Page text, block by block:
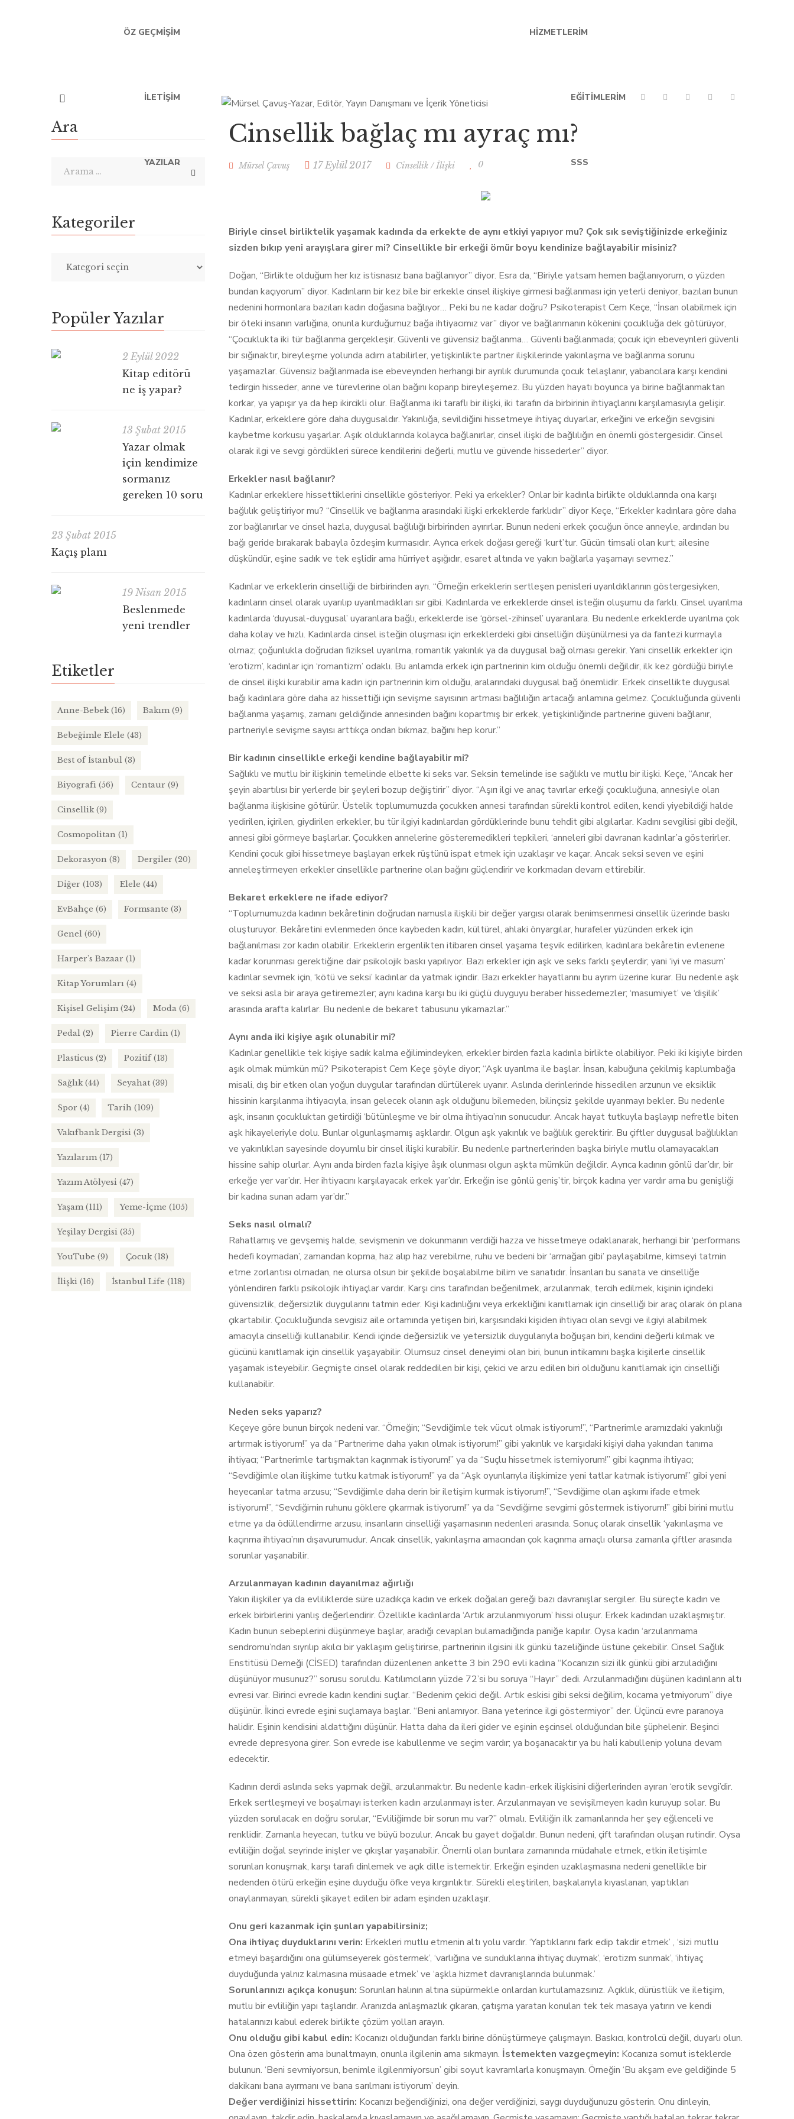
ÖZ GEÇMIŞIM
İLETIŞIM
YAZILAR
HIZMETLERIM
EĞITIMLERIM
SSS
Cinsellik bağlaç mı ayraç mı?
Mürsel Çavuş 17 Eylül 2017 Cinsellik / İlişki 0
Biriyle cinsel birliktelik yaşamak kadında da erkekte de aynı etkiyi yapıyor mu? Çok sık seviştiğinizde erkeğiniz
sizden bıkıp yeni arayışlara girer mi? Cinsellikle bir erkeği ömür boyu kendinize bağlayabilir misiniz?
Doğan, “Birlikte olduğum her kız istisnasız bana bağlanıyor” diyor. Esra da, “Biriyle yatsam hemen bağlanıyorum, o yüzden
bundan kaçıyorum” diyor. Kadınların bir kez bile bir erkekle cinsel ilişkiye girmesi bağlanması için yeterli deniyor, bazıları bunun
nedenini hormonlara bazıları kadın doğasına bağlıyor… Peki bu ne kadar doğru? Psikoterapist Cem Keçe, “İnsan olabilmek için
bir öteki insanın varlığına, onunla kurduğumuz bağa ihtiyacımız var” diyor ve bağlanmanın kökenini çocukluğa dek götürüyor,
“Çocuklukta iki tür bağlanma gerçekleşir. Güvenli ve güvensiz bağlanma… Güvenli bağlanmada; çocuk için ebeveynleri güvenli
bir sığınaktır, bireyleşme yolunda adım atabilirler, yetişkinlikte partner ilişkilerinde yakınlaşma ve bağlanma sorunu
yaşamazlar. Güvensiz bağlanmada ise ebeveynden herhangi bir ayrılık durumunda çocuk telaşlanır, yabancılara karşı kendini
tedirgin hisseder, anne ve türevlerine olan bağını koparıp bireyleşemez. Bu yüzden hayatı boyunca ya birine bağlanmaktan
korkar, ya yapışır ya da hep ikircikli olur. Bağlanma iki taraflı bir ilişki, iki tarafın da birbirinin ihtiyaçlarını karşılamasıyla gelişir.
Kadınlar, erkeklere göre daha duygusaldır. Yakınlığa, sevildiğini hissetmeye ihtiyaç duyarlar, erkeğini ve erkeğin sevgisini
kaybetme korkusu yaşarlar. Aşık olduklarında kolayca bağlanırlar, cinsel ilişki de bağlılığın en önemli göstergesidir. Cinsel
olarak ilgi ve sevgi gördükleri sürece kendilerini değerli, mutlu ve güvende hissederler” diyor.
Erkekler nasıl bağlanır?
Kadınlar erkeklere hissettiklerini cinsellikle gösteriyor. Peki ya erkekler? Onlar bir kadınla birlikte olduklarında ona karşı
bağlılık geliştiriyor mu? “Cinsellik ve bağlanma arasındaki ilişki erkeklerde farklıdır” diyor Keçe, “Erkekler kadınlara göre daha
zor bağlanırlar ve cinsel hazla, duygusal bağlılığı birbirinden ayırırlar. Bunun nedeni erkek çocuğun önce anneyle, ardından bu
bağı geride bırakarak babayla özdeşim kurmasıdır. Ayrıca erkek doğası gereği ‘kurt’tur. Gücün timsali olan kurt; ailesine
düşkündür, eşine sadık ve tek eşlidir ama hürriyet aşığıdır, esaret altında ve yakın bağlarla yaşamayı sevmez.”
Kadınlar ve erkeklerin cinselliği de birbirinden ayrı. “Örneğin erkeklerin sertleşen penisleri uyarıldıklarının göstergesiyken,
kadınların cinsel olarak uyarılıp uyarılmadıkları sır gibi. Kadınlarda ve erkeklerde cinsel isteğin oluşumu da farklı. Cinsel uyarılma
kadınlarda ‘duyusal-duygusal’ uyaranlara bağlı, erkeklerde ise ‘görsel-zihinsel’ uyaranlara. Bu nedenle erkeklerde uyarılma çok
daha kolay ve hızlı. Kadınlarda cinsel isteğin oluşması için erkeklerdeki gibi cinselliğin düşünülmesi ya da fantezi kurmayla
olmaz; çoğunlukla doğrudan fiziksel uyarılma, romantik yakınlık ya da duygusal bağ olması gerekir. Yani cinsellik erkekler için
‘erotizm’, kadınlar için ‘romantizm’ odaklı. Bu anlamda erkek için partnerinin kim olduğu önemli değildir, ilk kez gördüğü biriyle
de cinsel ilişki kurabilir ama kadın için partnerinin kim olduğu, aralarındaki duygusal bağ önemlidir. Erkek cinsellikte duygusal
bağı kadınlara göre daha az hissettiği için sevişme sayısının artması bağlılığın artacağı anlamına gelmez. Çocukluğunda güvenli
bağlanma yaşamış, zamanı geldiğinde annesinden bağını kopartmış bir erkek, yetişkinliğinde partnerine güveni bağlanır,
partneriyle sevişme sayısı arttıkça ondan bıkmaz, bağını hep korur.”
Bir kadının cinsellikle erkeği kendine bağlayabilir mi?
Sağlıklı ve mutlu bir ilişkinin temelinde elbette ki seks var. Seksin temelinde ise sağlıklı ve mutlu bir ilişki. Keçe, “Ancak her
şeyin abartılısı bir yerlerde bir şeyleri bozup değiştirir” diyor. “Aşırı ilgi ve anaç tavırlar erkeği çocukluğuna, annesiyle olan
bağlanma ilişkisine götürür. Üstelik toplumumuzda çocukken annesi tarafından sürekli kontrol edilen, kendi yiyebildiği halde
yedirilen, içirilen, giydirilen erkekler, bu tür ilgiyi kadınlardan gördüklerinde bunu tehdit gibi algılarlar. Kadını sevgilisi gibi değil,
annesi gibi görmeye başlarlar. Çocukken annelerine gösteremedikleri tepkileri, ‘anneleri gibi davranan kadınlar’a gösterirler.
Kendini çocuk gibi hissetmeye başlayan erkek rüştünü ispat etmek için uzaklaşır ve kaçar. Ancak seksi seven ve eşini
anneleştirmeyen erkekler cinsellikle partnerine olan bağını güçlendirir ve korkmadan devam ettirebilir.
Bekaret erkeklere ne ifade ediyor?
“Toplumumuzda kadının bekâretinin doğrudan namusla ilişkili bir değer yargısı olarak benimsenmesi cinsellik üzerinde baskı
oluşturuyor. Bekâretini evlenmeden önce kaybeden kadın, kültürel, ahlaki önyargılar, hurafeler yüzünden erkek için
bağlanılması zor kadın olabilir. Erkeklerin ergenlikten itibaren cinsel yaşama teşvik edilirken, kadınlara bekâretin evlenene
kadar korunması gerektiğine dair psikolojik baskı yapılıyor. Bazı erkekler için aşk ve seks farklı şeylerdir; yani ‘iyi ve masum’
kadınlar sevmek için, ‘kötü ve seksi’ kadınlar da yatmak içindir. Bazı erkekler hayatlarını bu ayrım üzerine kurar. Bu nedenle aşk
ve seksi asla bir araya getiremezler; aynı kadına karşı bu iki güçlü duyguyu beraber hissedemezler; ‘masumiyet’ ve ‘dişilik’
arasında arafta kalırlar. Bu nedenle de bekaret tabusunu yıkamazlar.”
Aynı anda iki kişiye aşık olunabilir mi?
Kadınlar genellikle tek kişiye sadık kalma eğilimindeyken, erkekler birden fazla kadınla birlikte olabiliyor. Peki iki kişiyle birden
aşık olmak mümkün mü? Psikoterapist Cem Keçe şöyle diyor; “Aşk uyarılma ile başlar. İnsan, kabuğuna çekilmiş kaplumbağa
misali, dış bir etken olan yoğun duygular tarafından dürtülerek uyanır. Aslında derinlerinde hissedilen arzunun ve eksiklik
hissinin karşılanma ihtiyacıyla, insan gelecek olanın aşk olduğunu bilemeden, bilinçsiz şekilde uyanmayı bekler. Bu nedenle
aşk, insanın çocukluktan getirdiği ‘bütünleşme ve bir olma ihtiyacı’nın sonucudur. Ancak hayat tutkuyla başlayıp nefretle biten
aşk hikayeleriyle dolu. Bunlar olgunlaşmamış aşklardır. Olgun aşk yakınlık ve bağlılık gerektirir. Bu çiftler duygusal bağlılıkları
ve yakınlıkları sayesinde doyumlu bir cinsel ilişki kurabilir. Bu nedenle partnerlerinden başka biriyle mutlu olamayacakları
hissine sahip olurlar. Aynı anda birden fazla kişiye âşık olunması olgun aşkta mümkün değildir. Ayrıca kadının gönlü dar’dır, bir
erkeğe yer var’dır. Her ihtiyacını karşılayacak erkek yar’dır. Erkeğin ise gönlü geniş’tir, birçok kadına yer vardır ama bu genişliği
bir kadına sunan adam yar’dır.”
Seks nasıl olmalı?
Rahatlamış ve gevşemiş halde, sevişmenin ve dokunmanın verdiği hazza ve hissetmeye odaklanarak, herhangi bir ‘performans
hedefi koymadan’, zamandan kopma, haz alıp haz verebilme, ruhu ve bedeni bir ‘armağan gibi’ paylaşabilme, kimseyi tatmin
etme zorlantısı olmadan, ne olursa olsun bir şekilde boşalabilme bilim ve sanatıdır. İnsanları bu sanata ve cinselliğe
yönlendiren farklı psikolojik ihtiyaçlar vardır. Karşı cins tarafından beğenilmek, arzulanmak, tercih edilmek, kişinin içindeki
güvensizlik, değersizlik duygularını tatmin eder. Kişi kadınlığını veya erkekliğini kanıtlamak için cinselliği bir araç olarak ön plana
çıkartabilir. Çocukluğunda sevgisiz aile ortamında yetişen biri, karşısındaki kişiden ihtiyacı olan sevgi ve ilgiyi alabilmek
amacıyla cinselliği kullanabilir. Kendi içinde değersizlik ve yetersizlik duygularıyla boğuşan biri, kendini değerli kılmak ve
gücünü kanıtlamak için cinsellik yaşayabilir. Olumsuz cinsel deneyimi olan biri, bunun intikamını başka kişilerle cinsellik
yaşamak isteyebilir. Geçmişte cinsel olarak reddedilen bir kişi, çekici ve arzu edilen biri olduğunu kanıtlamak için cinselliği
kullanabilir.
Neden seks yaparız?
Keçeye göre bunun birçok nedeni var. “Örneğin; “Sevdiğimle tek vücut olmak istiyorum!”, “Partnerimle aramızdaki yakınlığı
artırmak istiyorum!” ya da “Partnerime daha yakın olmak istiyorum!” gibi yakınlık ve karşıdaki kişiyi daha yakından tanıma
ihtiyacı; “Partnerimle tartışmaktan kaçınmak istiyorum!” ya da “Suçlu hissetmek istemiyorum!” gibi kaçınma ihtiyacı;
“Sevdiğimle olan ilişkime tutku katmak istiyorum!” ya da “Aşk oyunlarıyla ilişkimize yeni tatlar katmak istiyorum!” gibi yeni
heyecanlar tatma arzusu; “Sevdiğimle daha derin bir iletişim kurmak istiyorum!”, “Sevdiğime olan aşkımı ifade etmek
istiyorum!”, “Sevdiğimin ruhunu göklere çıkarmak istiyorum!” ya da “Sevdiğime sevgimi göstermek istiyorum!” gibi birini mutlu
etme ya da ödüllendirme arzusu, insanların cinselliği yaşamasının nedenleri arasında. Sonuç olarak cinsellik ‘yakınlaşma ve
kaçınma ihtiyacı’nın dışavurumudur. Ancak cinsellik, yakınlaşma amacından çok kaçınma amaçlı olursa zamanla çiftler arasında
sorunlar yaşanabilir.
Arzulanmayan kadının dayanılmaz ağırlığı
Yakın ilişkiler ya da evliliklerde süre uzadıkça kadın ve erkek doğaları gereği bazı davranışlar sergiler. Bu süreçte kadın ve
erkek birbirlerini yanlış değerlendirir. Özellikle kadınlarda ‘Artık arzulanmıyorum’ hissi oluşur. Erkek kadından uzaklaşmıştır.
Kadın bunun sebeplerini düşünmeye başlar, aradığı cevapları bulamadığında paniğe kapılır. Oysa kadın ‘arzulanmama
sendromu’ndan sıyrılıp akılcı bir yaklaşım geliştirirse, partnerinin ilgisini ilk günkü tazeliğinde üstüne çekebilir. Cinsel Sağlık
Enstitüsü Derneği (CİSED) tarafından düzenlenen ankette 3 bin 290 evli kadına “Kocanızın sizi ilk günkü gibi arzuladığını
düşünüyor musunuz?” sorusu soruldu. Katılımcıların yüzde 72’si bu soruya “Hayır” dedi. Arzulanmadığını düşünen kadınların altı
evresi var. Birinci evrede kadın kendini suçlar. “Bedenim çekici değil. Artık eskisi gibi seksi değilim, kocama yetmiyorum” diye
düşünür. İkinci evrede eşini suçlamaya başlar. “Beni anlamıyor. Bana yeterince ilgi göstermiyor” der. Üçüncü evre paranoya
halidir. Eşinin kendisini aldattığını düşünür. Hatta daha da ileri gider ve eşinin eşcinsel olduğundan bile şüphelenir. Beşinci
evrede depresyona girer. Son evrede ise kabullenme ve seçim vardır; ya boşanacaktır ya bu hali kabullenip yoluna devam
edecektir.
Kadının derdi aslında seks yapmak değil, arzulanmaktır. Bu nedenle kadın-erkek ilişkisini diğerlerinden ayıran ‘erotik sevgi’dir.
Erkek sertleşmeyi ve boşalmayı isterken kadın arzulanmayı ister. Arzulanmayan ve sevişilmeyen kadın kuruyup solar. Bu
yüzden sorulacak en doğru sorular, “Evliliğimde bir sorun mu var?” olmalı. Evliliğin ilk zamanlarında her şey eğlenceli ve
renklidir. Zamanla heyecan, tutku ve büyü bozulur. Ancak bu gayet doğaldır. Bunun nedeni, çift tarafından oluşan rutindir. Oysa
evliliğin doğal seyrinde inişler ve çıkışlar yaşanabilir. Önemli olan bunlara zamanında müdahale etmek, etkin iletişimle
sorunları konuşmak, karşı tarafı dinlemek ve açık dille istemektir. Erkeğin eşinden uzaklaşmasına nedeni genellikle bir
nedenden ötürü erkeğin eşine duyduğu öfke veya kırgınlıktır. Sürekli eleştirilen, başkalarıyla kıyaslanan, yaptıkları
onaylanmayan, sürekli şikayet edilen bir adam eşinden uzaklaşır.
Onu geri kazanmak için şunları yapabilirsiniz;
Ona ihtiyaç duyduklarını verin: Erkekleri mutlu etmenin altı yolu vardır. ‘Yaptıklarını fark edip takdir etmek’ , ‘sizi mutlu
etmeyi başardığını ona gülümseyerek göstermek’, ‘varlığına ve sunduklarına ihtiyaç duymak’, ‘erotizm sunmak’, ‘ihtiyaç
duyduğunda yalnız kalmasına müsaade etmek’ ve ‘aşkla hizmet davranışlarında bulunmak.’
Sorunlarınızı açıkça konuşun: Sorunları halının altına süpürmekle onlardan kurtulamazsınız. Açıklık, dürüstlük ve iletişim,
mutlu bir evliliğin yapı taşlarıdır. Aranızda anlaşmazlık çıkaran, çatışma yaratan konuları tek tek masaya yatırın ve kendi
hatalarınızı kabul ederek birlikte çözüm yolları arayın.
Onu olduğu gibi kabul edin: Kocanızı olduğundan farklı birine dönüştürmeye çalışmayın. Baskıcı, kontrolcü değil, duyarlı olun.
Ona özen gösterin ama bunaltmayın, onunla ilgilenin ama sıkmayın. İstemekten vazgeçmeyin: Kocanıza somut isteklerde
bulunun. ‘Beni sevmiyorsun, benimle ilgilenmiyorsun’ gibi soyut kavramlarla konuşmayın. Örneğin ‘Bu akşam eve geldiğinde 5
dakikanı bana ayırmanı ve bana sarılmanı istiyorum’ deyin.
Değer verdiğinizi hissettirin: Kocanızı beğendiğinizi, ona değer verdiğinizi, saygı duyduğunuzu gösterin. Onu dinleyin,
Ara
Kategoriler
Popüler Yazılar
2 Eylül 2022
Kitap editörü
ne iş yapar?
13 Şubat 2015
Yazar olmak
için kendimize
sormanız
gereken 10 soru
23 Şubat 2015
Kaçış planı
19 Nisan 2015
Beslenmede
yeni trendler
Etiketler
Anne-Bebek(16) Bakım (9)
Bebeğimle Elele (43)
Best of İstanbul (3)
Biyografi (56) Centaur (9)
Cinsellik(9)
Cosmopolitan (1)
Dekorasyon (8) Dergiler (20)
Diğer (103) Elele (44)
EvBahçe (6) Formsante (3)
Genel (60)
Harper's Bazaar (1)
Kitap Yorumları (4)
Kişisel Gelişim (24) Moda (6)
Pedal (2) Pierre Cardin (1)
Plasticus (2) Pozitif(13)
Sağlık(44) Seyahat (39)
Spor (4) Tarih (109)
Vakıfbank Dergisi (3)
Yazılarım (17)
Yazım Atölyesi (47)
Yaşam (111) Yeme-İçme (105)
Yeşilay Dergisi (35)
YouTube (9) Çocuk(18)
İlişki (16) İstanbul Life (118)